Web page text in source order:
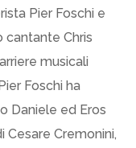
Pier Foschi e
Chris
musicali
Foschi ha
Daniele ed Eros
Cesare Cremonini,